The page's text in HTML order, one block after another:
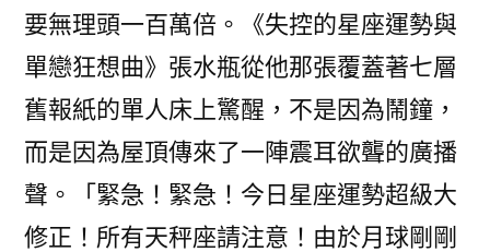
要無理頭一百萬倍。《失控的星座運勢與
單戀狂想曲》張水瓶從他那張覆蓋著七層
舊報紙的單人床上驚醒，不是因為鬧鐘，
而是因為屋頂傳來了一陣震耳欲聾的廣播
聲。「緊急！緊急！今日星座運勢超級大
修正！所有天秤座請注意！由於月球剛剛